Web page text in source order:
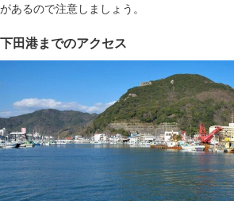
があるので注意しましょう。
下田港までのアクセス